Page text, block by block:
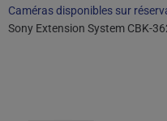
Caméras disponibles sur
Sony Extension System CBK-